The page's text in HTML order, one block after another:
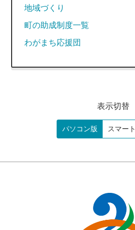
地域づくり
町の助成制度一覧
わがまち応援団
表示切替
パソコン版 スマー